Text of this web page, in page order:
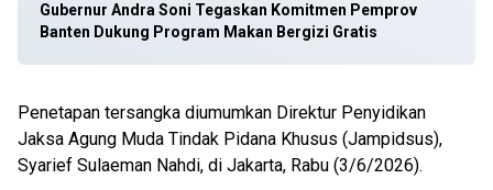
Gubernur Andra Soni Tegaskan Komitmen Pemprov
Banten Dukung Program Makan Bergizi Gratis
Penetapan tersangka diumumkan Direktur Penyidikan
Jaksa Agung Muda Tindak Pidana Khusus (Jampidsus),
Syarief Sulaeman Nahdi, di Jakarta, Rabu (3/6/2026).